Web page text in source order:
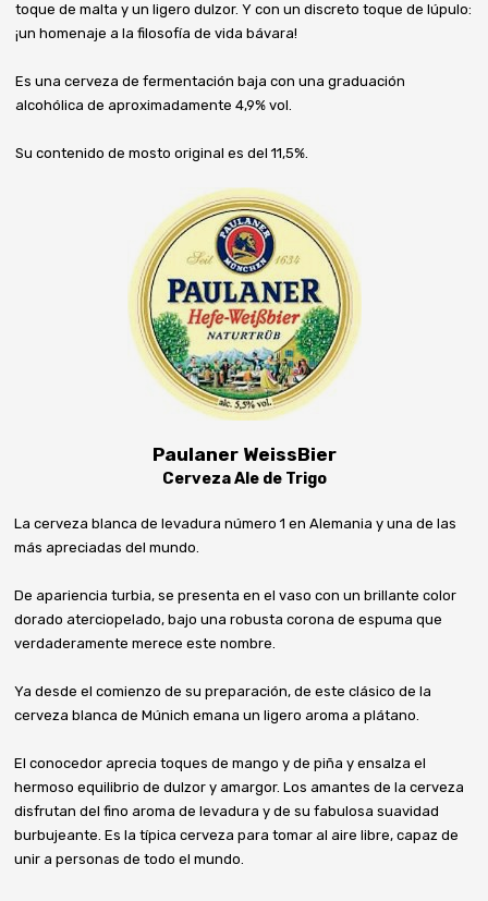
toque de malta y un ligero dulzor. Y con un discreto toque de lúpulo:
¡un homenaje a la filosofía de vida bávara!
Es una cerveza de fermentación baja con una graduación
alcohólica de aproximadamente 4,9% vol.
Su contenido de mosto original es del 11,5%.
Paulaner WeissBier
Cerveza Ale de Trigo
La cerveza blanca de levadura número 1 en Alemania y una de las
más apreciadas del mundo.
De apariencia turbia, se presenta en el vaso con un brillante color
dorado aterciopelado, bajo una robusta corona de espuma que
verdaderamente merece este nombre.
Ya desde el comienzo de su preparación, de este clásico de la
cerveza blanca de Múnich emana un ligero aroma a plátano.
El conocedor aprecia toques de mango y de piña y ensalza el
hermoso equilibrio de dulzor y amargor. Los amantes de la cerveza
disfrutan del fino aroma de levadura y de su fabulosa suavidad
burbujeante. Es la típica cerveza para tomar al aire libre, capaz de
unir a personas de todo el mundo.